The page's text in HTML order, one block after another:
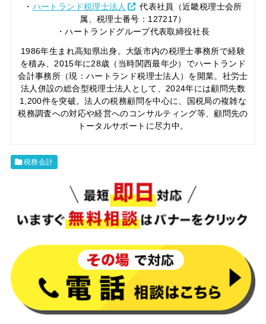
・ ハートランド税理士法人
代表社員（近畿税理士会所
属、税理士番号：127217）
・ハートランドグループ代表取締役社長
1986年生まれ高知県出身。大阪市内の税理士事務所で経験
を積み、2015年に28歳（当時関西最年少）でハートランド
会計事務所（現：ハートランド税理士法人）を開業。社労士
法人併設の総合型税理士法人として、2024年には顧問先数
1,200件を突破。法人の税務顧問を中心に、国税局の複雑な
税務調査への対応や経営へのコンサルティング等、顧問先の
トータルサポートに尽力中。
税務会計